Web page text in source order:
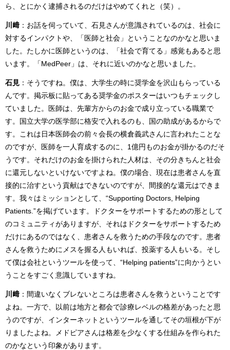
ら、とにかく逮捕されるのだけはやめてくれと（笑）。
川﨑 ：お話を伺っていて、石見さんが意識されているのは、社会に
対するインパクトや、「医師と社会」ということなのかなと思いま
した。たしかに医師というのは、「社会で育てる」感覚もあると思
います。「MedPeer」は、それに近いのかなと思いました。
石見 ：そうですね。僕は、大学生の時に奨学金を沢山もらっている
んです。掲示板に貼ってある奨学金のポスターはいつもチェックし
ていました。医師は、先輩方からのお金で成り立っている職業で
す。国立大学の医学部に格安で入れるのも、国の助成があるからで
す。これは日本医師会の前々会長の横倉義武さんに言われたことな
のですが、医師を一人育成するのに、1億円ものお金が掛かるのだそ
うです。それだけのお金を掛けられた人材は、その分きちんと社会
に還元しないといけないですよね。僕の場合、現在は患者さんを直
接的に治すという貢献はできないのですが、間接的な還元はできま
す。我々はミッションとして、“Supporting Doctors, Helping
Patients.”を掲げています。ドクターをサポートするための形として
のコミュニティがありますが、それはドクターをサポートするため
だけにあるのではなく、患者さんを救うための手段なのです。患者
さんを救うためにメスを握る人もいれば、投薬する人もいる。そし
て僕は会社というツールを使って、“Helping patients”に向かうとい
うことをすごく意識していますね。
川﨑 ：間違いなくブレないところは患者さんを救うということです
よね。一方で、以前は地方と都会で診療レベルの格差があったと思
うのですが、インターネットというツールを通してその垣根が下が
りましたよね。メドピアさんは格差を少なくする仕組みを作られた
のかなという印象があります。